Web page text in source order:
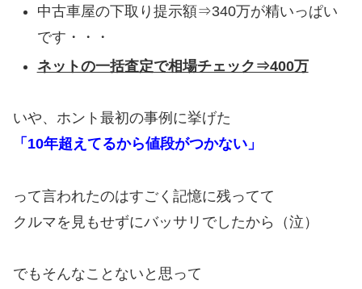
中古車屋の下取り提示額⇒340万が精いっぱい
です・・・
ネットの一括査定で相場チェック⇒400万
いや、ホント最初の事例に挙げた
「10年超えてるから値段がつかない」
って言われたのはすごく記憶に残ってて
クルマを見もせずにバッサリでしたから（泣）
でもそんなことないと思って